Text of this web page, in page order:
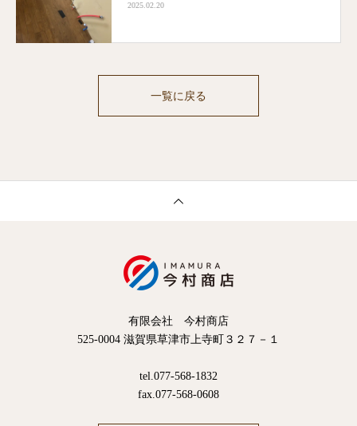
2025.02.20
一覧に戻る
有限会社 今村商店
525-0004 滋賀県草津市上寺町３２７－１
tel.077-568-1832
fax.077-568-0608